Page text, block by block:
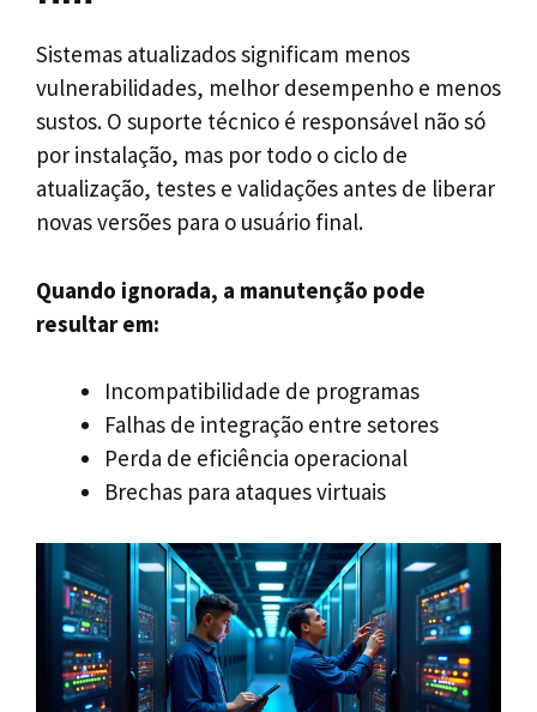
Sistemas atualizados significam menos
vulnerabilidades, melhor desempenho e menos
sustos. O suporte técnico é responsável não só
por instalação, mas por todo o ciclo de
atualização, testes e validações antes de liberar
novas versões para o usuário final.
Quando ignorada, a manutenção pode
resultar em:
Incompatibilidade de programas
Falhas de integração entre setores
Perda de eficiência operacional
Brechas para ataques virtuais